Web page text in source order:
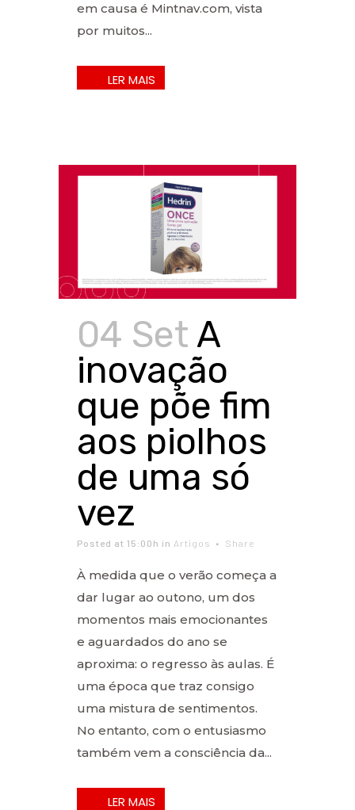
em causa é Mintnav.com, vista
por muitos...
04 Set A
inovação
que põe fim
aos piolhos
de uma só
vez
Posted at 15:00h in Artigos Share
À medida que o verão começa a
dar lugar ao outono, um dos
momentos mais emocionantes
e aguardados do ano se
aproxima: o regresso às aulas. É
uma época que traz consigo
uma mistura de sentimentos.
No entanto, com o entusiasmo
também vem a consciência da...